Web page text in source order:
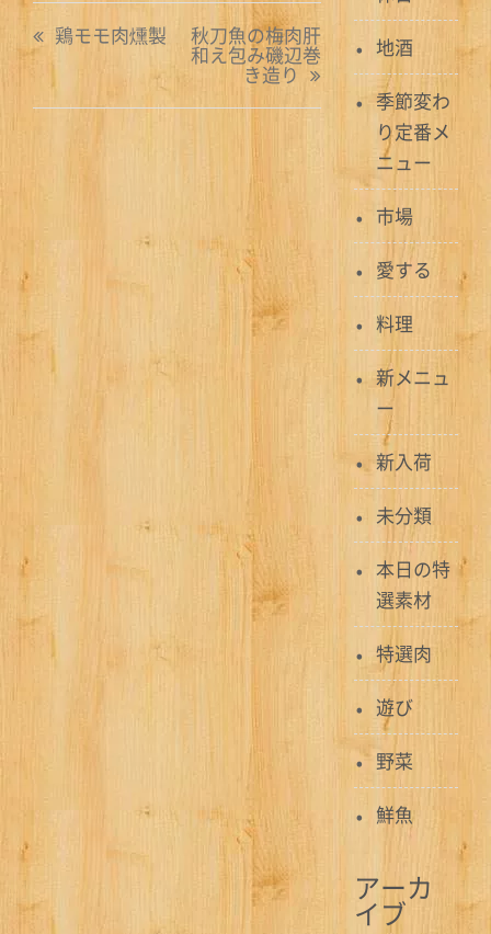
投
稿
ナ
ョ
ン
鶏モモ肉燻製 秋刀魚の梅肉肝
和え包み磯辺巻
き造り
地酒
季節変わ
り定番メ
ニュー
市場
愛する
料理
新メニュ
ー
新入荷
未分類
本日の特
選素材
特選肉
遊び
野菜
鮮魚
アーカ
イブ